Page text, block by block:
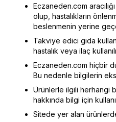
Eczaneden.com
olup, hastalıkların
beslenmenin yerine
Takviye edici gıda
hastalık veya ilaç
Eczaneden.com hiçbir
Bu nedenle bilgilerin
Ürünlerle ilgili herhangi
hakkında bilgi için
Sitede yer alan